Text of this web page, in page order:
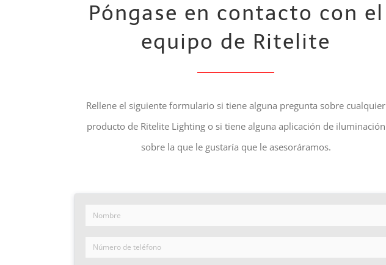
Póngase en contacto con el
equipo de Ritelite
Rellene el siguiente formulario si tiene alguna pregunta sobre cualquier
producto de Ritelite Lighting o si tiene alguna aplicación de iluminación
sobre la que le gustaría que le asesoráramos.